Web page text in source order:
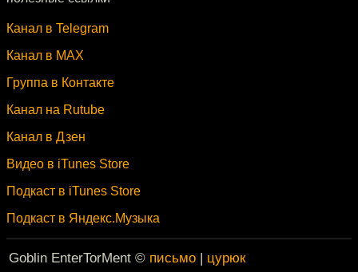
Канал в Telegram
Канал в MAX
Группа в Контакте
Канал на Rutube
Канал в Дзен
Видео в iTunes Store
Подкаст в iTunes Store
Подкаст в Яндекс.Музыка
Goblin EnterTorMent © письмо | цурюк